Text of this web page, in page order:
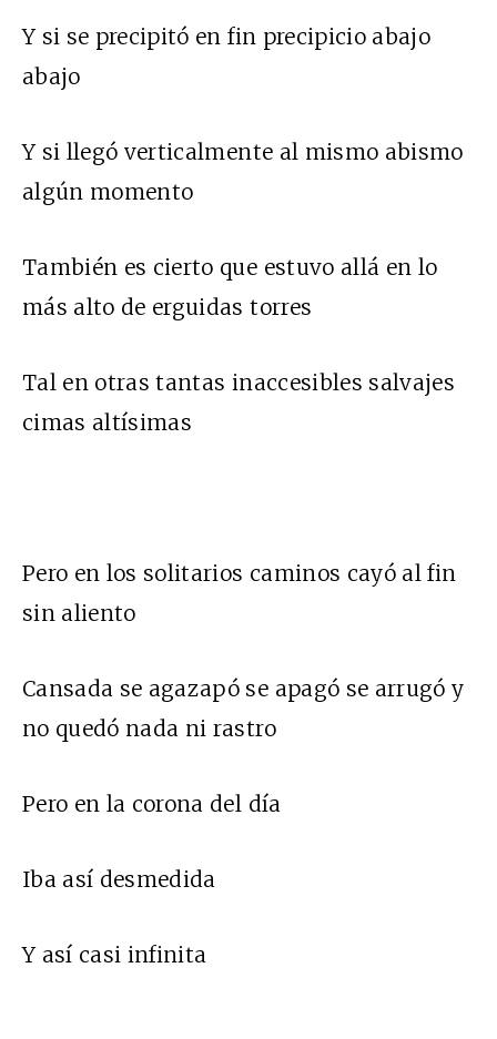
Y si se precipitó en fin precipicio abajo
abajo
Y si llegó verticalmente al mismo abismo
algún momento
También es cierto que estuvo allá en lo
más alto de erguidas torres
Tal en otras tantas inaccesibles salvajes
cimas altísimas
Pero en los solitarios caminos cayó al fin
sin aliento
Cansada se agazapó se apagó se arrugó y
no quedó nada ni rastro
Pero en la corona del día
Iba así desmedida
Y así casi infinita